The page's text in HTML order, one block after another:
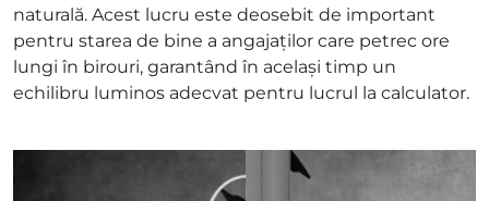
naturală. Acest lucru este deosebit de important
pentru starea de bine a angajaților care petrec ore
lungi în birouri, garantând în același timp un
echilibru luminos adecvat pentru lucrul la calculator.